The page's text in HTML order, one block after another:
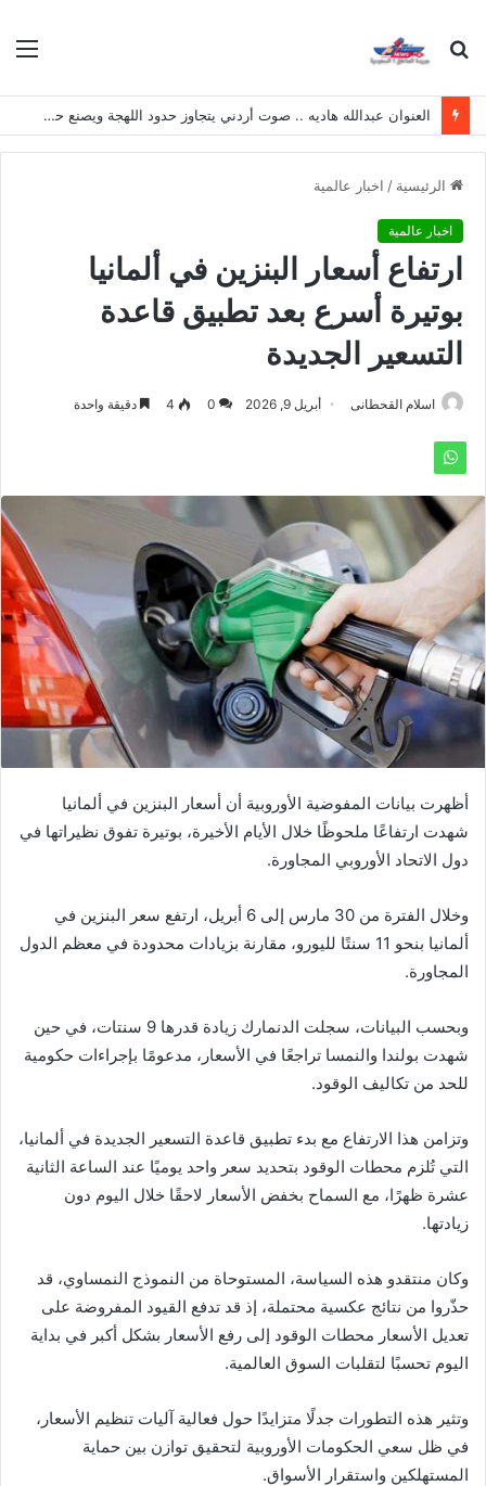
بحث
العنوان عبدالله هاديه .. صوت أردني يتجاوز حدود اللهجة ويصنع حضوره الخاص
الرئيسية / اخبار عالمية
اخبار عالمية
ارتفاع أسعار البنزين في ألمانيا
بوتيرة أسرع بعد تطبيق قاعدة
التسعير الجديدة
اسلام القحطانى أبريل 9, 2026 0
4 دقيقة واحدة
أظهرت بيانات المفوضية الأوروبية أن أسعار البنزين في ألمانيا
شهدت ارتفاعًا ملحوظًا خلال الأيام الأخيرة، بوتيرة تفوق نظيراتها في
دول الاتحاد الأوروبي المجاورة.
وخلال الفترة من 30 مارس إلى 6 أبريل، ارتفع سعر البنزين في
ألمانيا بنحو 11 سنتًا لليورو، مقارنة بزيادات محدودة في معظم الدول
المجاورة.
وبحسب البيانات، سجلت الدنمارك
زيادة قدرها 9 سنتات، في حين
شهدت بولندا والنمسا تراجعًا في الأسعار، مدعومًا بإجراءات حكومية
للحد من تكاليف الوقود.
وتزامن هذا الارتفاع مع بدء تطبيق قاعدة التسعير الجديدة في ألمانيا،
التي تُلزم محطات الوقود بتحديد سعر واحد يوميًا عند الساعة الثانية
عشرة ظهرًا، مع السماح بخفض الأسعار لاحقًا خلال اليوم دون
زيادتها.
وكان منتقدو هذه السياسة، المستوحاة من النموذج النمساوي، قد
حذّروا من نتائج عكسية محتملة، إذ قد تدفع القيود المفروضة على
تعديل الأسعار محطات الوقود إلى رفع الأسعار بشكل أكبر في بداية
اليوم تحسبًا لتقلبات السوق العالمية.
وتثير هذه التطورات جدلًا متزايدًا حول فعالية آليات تنظيم الأسعار،
في ظل سعي الحكومات الأوروبية لتحقيق توازن بين حماية
المستهلكين واستقرار الأسواق.